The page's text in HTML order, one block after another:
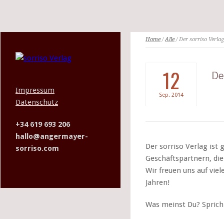
Home/Alle/ Der sorriso
12
Sep. 2014
Der sorriso Verlag ist
Geschäftspartnern,
Wir freuen uns auf
Jahren!
Was meinst Du?
Impressum
Datenschutz
+34 619 693 206
hallo@angermayer-
sorriso.com